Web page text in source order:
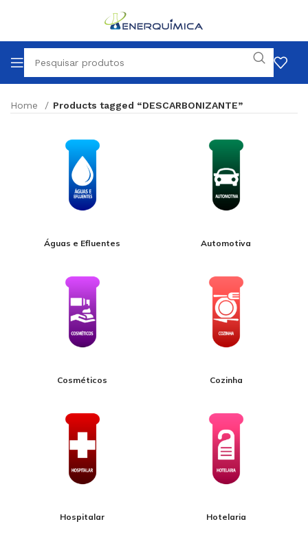
Home Products tagged “DESCARBONIZANTE”
Águas e Efluentes Automotiva
Cosméticos Cozinha
Hospitalar Hotelaria